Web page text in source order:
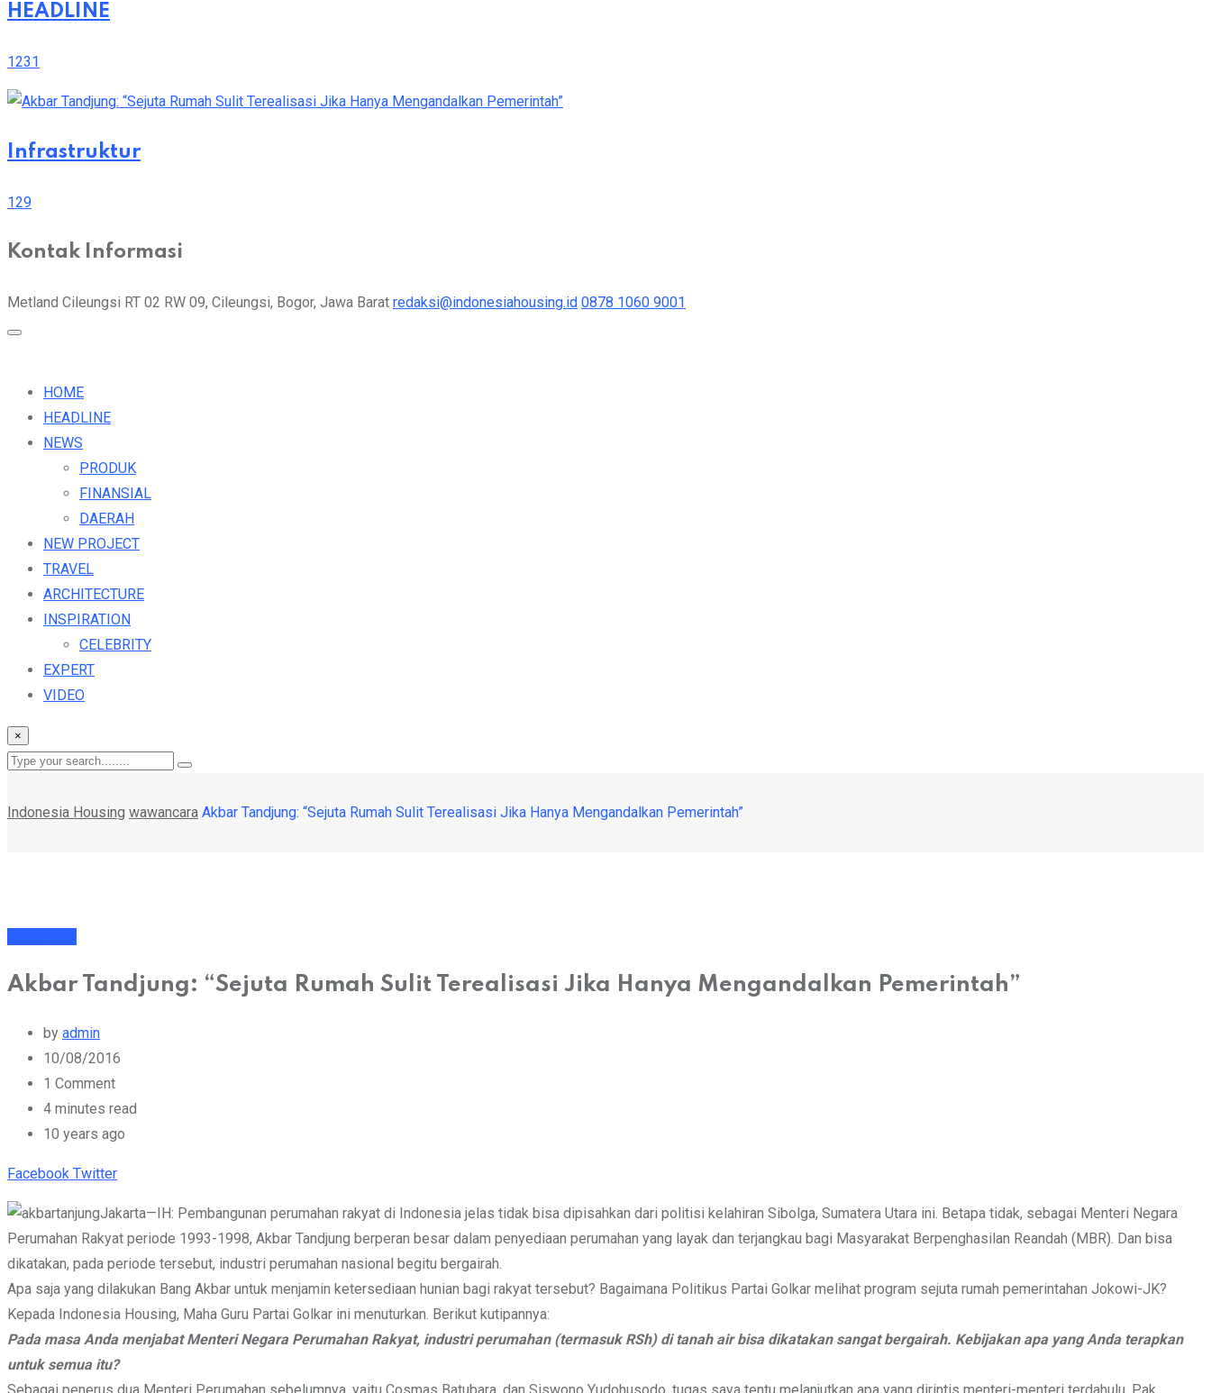
HEADLINE
1231
Infrastruktur
129
Kontak Informasi
Metland Cileungsi RT 02 RW 09, Cileungsi, Bogor, Jawa Barat redaksi@indonesiahousing.id 0878 1060 9001
HOME
HEADLINE
NEWS
PRODUK
FINANSIAL
DAERAH
NEW PROJECT
TRAVEL
ARCHITECTURE
INSPIRATION
CELEBRITY
EXPERT
VIDEO
×
Indonesia Housing wawancara Akbar Tandjung: “Sejuta Rumah Sulit Terealisasi Jika Hanya Mengandalkan Pemerintah”
Akbar Tandjung: “Sejuta Rumah Sulit Terealisasi Jika Hanya Mengandalkan Pemerintah”
by admin
10/08/2016
1 Comment
4 minutes read
10 years ago
Facebook TwitterYoutube
Whatsapp
Cloud
StumbleUpon
Print
Share
Email
Jakarta—IH: Pembangunan perumahan rakyat di Indonesia jelas tidak bisa dipisahkan dari politisi kelahiran Sibolga, Sumatera Utara ini. Betapa tidak, sebagai Menteri Negara
Perumahan Rakyat periode 1993-1998, Akbar Tandjung berperan besar dalam penyediaan perumahan yang layak dan terjangkau bagi Masyarakat Berpenghasilan Reandah (MBR). Dan bisa
dikatakan, pada periode tersebut, industri perumahan nasional begitu bergairah.
Apa saja yang dilakukan Bang Akbar untuk menjamin ketersediaan hunian bagi rakyat tersebut? Bagaimana Politikus Partai Golkar melihat program sejuta rumah pemerintahan Jokowi-JK?
Kepada Indonesia Housing, Maha Guru Partai Golkar ini menuturkan. Berikut kutipannya:
Pada masa Anda menjabat Menteri Negara Perumahan Rakyat, industri perumahan (termasuk RSh) di tanah air bisa dikatakan sangat bergairah. Kebijakan apa yang Anda terapkan
untuk semua itu?
Sebagai penerus dua Menteri Perumahan sebelumnya, yaitu Cosmas Batubara, dan Siswono Yudohusodo, tugas saya tentu melanjutkan apa yang dirintis menteri-menteri terdahulu. Pak